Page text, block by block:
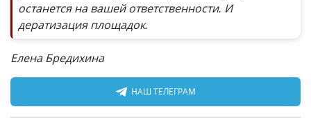
останется на вашей ответственности. И
дератизация площадок.
Елена Бредихина
НАШ ТЕЛЕГРАМ